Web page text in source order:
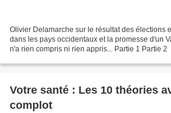
Olivier Delamarche sur le résultat des élections
dans les pays occidentaux et la promesse d'un
n'a rien compris ni rien appris... Partie 1 Partie 2
Votre santé : Les 10 théories
complot